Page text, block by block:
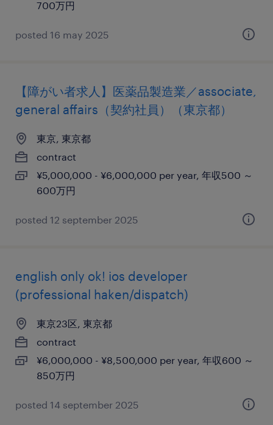
700万円
posted 16 may 2025
【障がい者求人】医薬品製造業／associate,
general affairs（契約社員）（東京都）
東京, 東京都
contract
¥5,000,000 - ¥6,000,000 per year, 年収500 ～
600万円
posted 12 september 2025
english only ok! ios developer
(professional haken/dispatch)
東京23区, 東京都
contract
¥6,000,000 - ¥8,500,000 per year, 年収600 ～
850万円
posted 14 september 2025